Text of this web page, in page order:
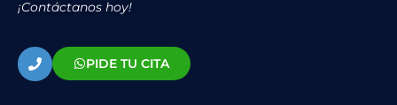
¡Contáctanos hoy!
PIDE TU CITA